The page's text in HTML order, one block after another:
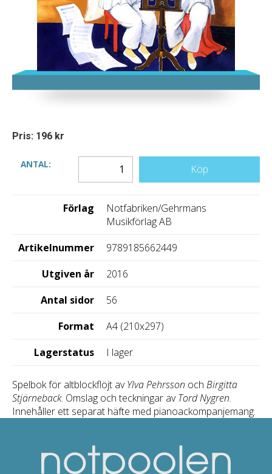
Pris: 196 kr
ANTAL: Köp
Förlag
Notfabriken/Gehrmans
Musikförlag AB
Artikelnummer
9789185662449
Utgiven år
2016
Antal sidor
56
Format
A4 (210x297)
Lagerstatus
I lager
Spelbok för altblockflöjt avYlva Pehrsson och Birgitta
Stjärneback. Omslag och teckningar avTord Nygren.
Innehåller ett separat häfte med pianoackompanjemang.